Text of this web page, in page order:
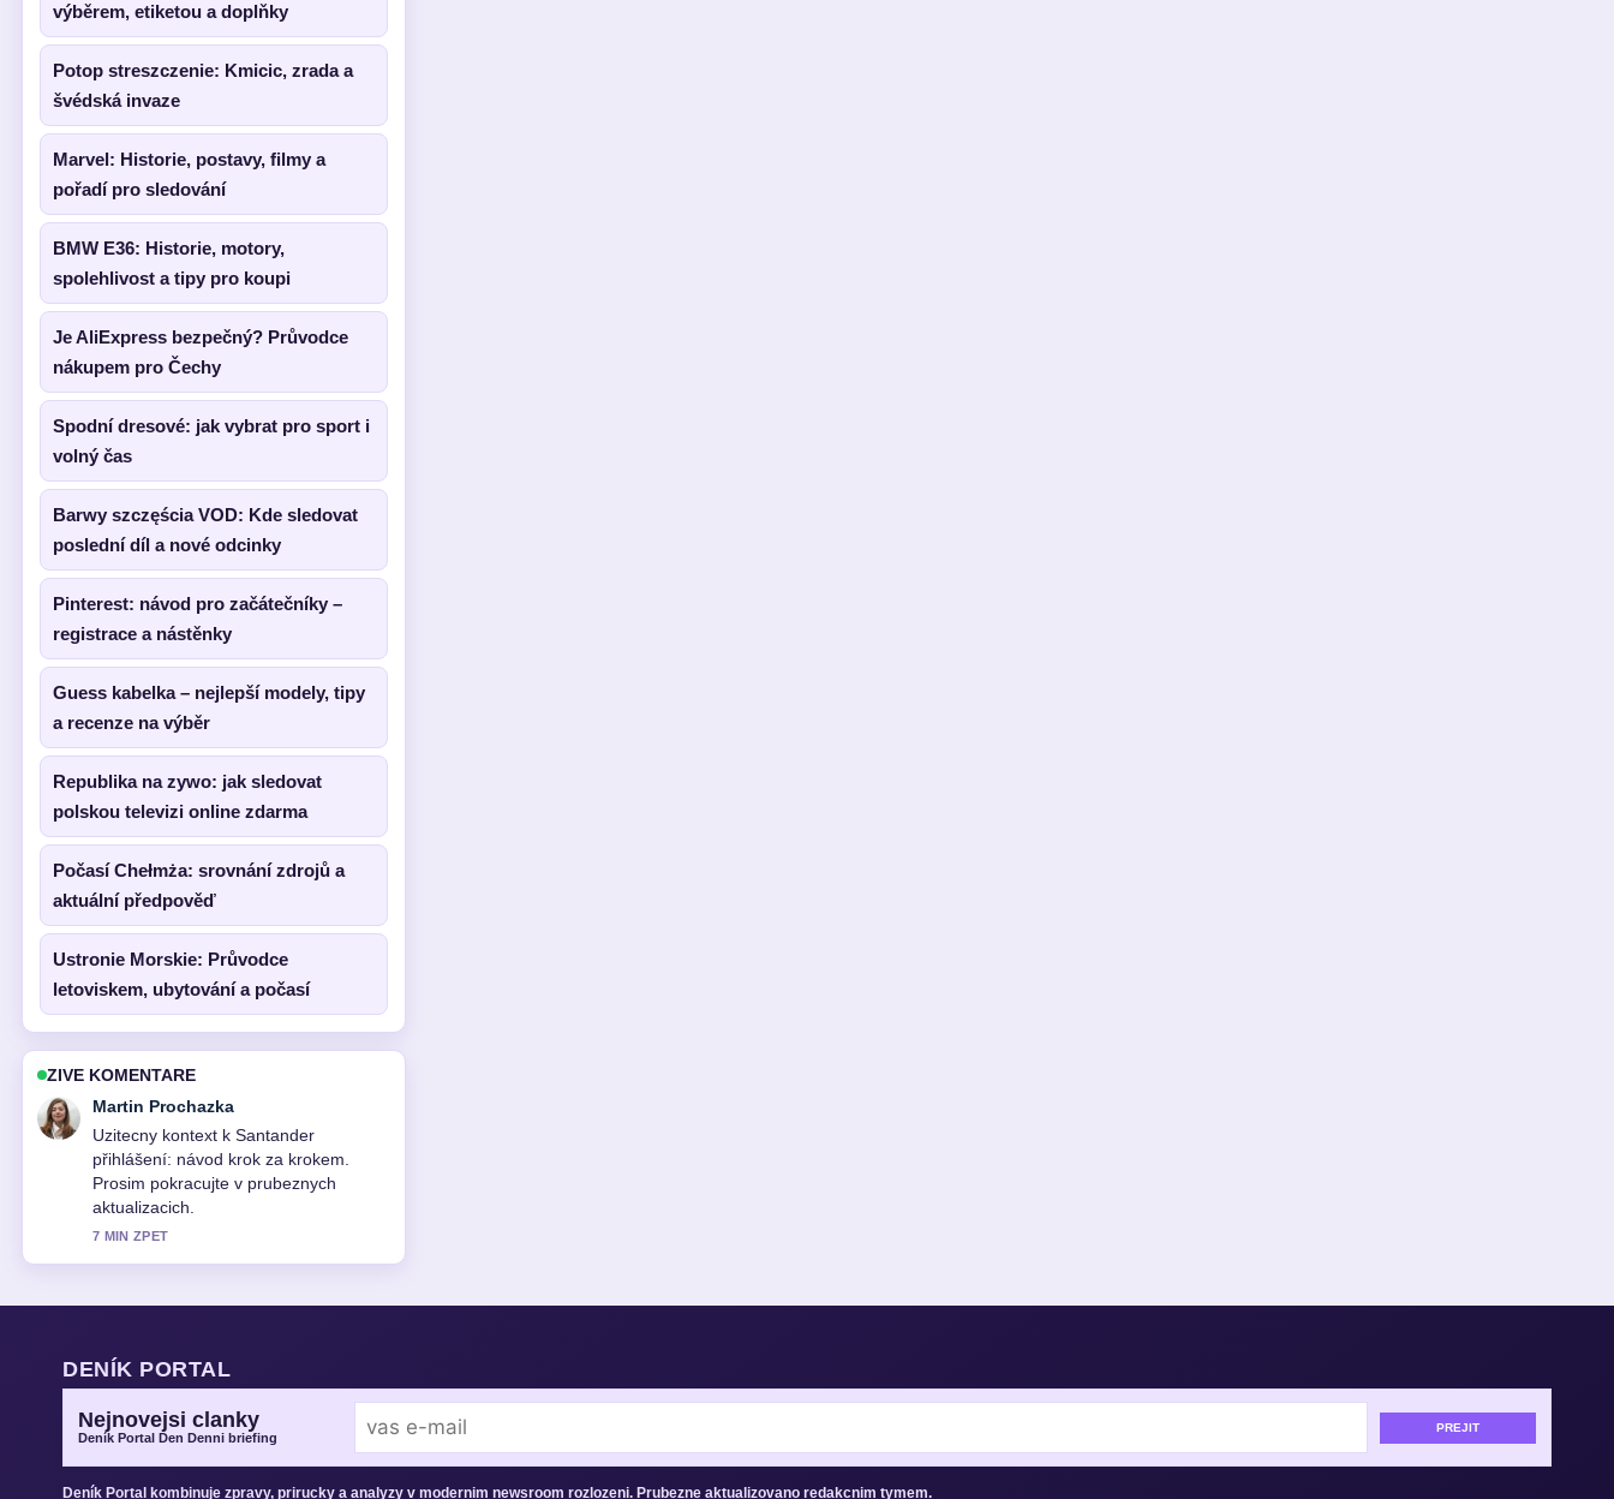
výběrem, etiketou a doplňky
Potop streszczenie: Kmicic, zrada a
švédská invaze
Marvel: Historie, postavy, filmy a
pořadí pro sledování
BMW E36: Historie, motory,
spolehlivost a tipy pro koupi
Je AliExpress bezpečný? Průvodce
nákupem pro Čechy
Spodní dresové: jak vybrat pro sport i
volný čas
Barwy szczęścia VOD: Kde sledovat
poslední díl a nové odcinky
Pinterest: návod pro začátečníky –
registrace a nástěnky
Guess kabelka – nejlepší modely, tipy
a recenze na výběr
Republika na zywo: jak sledovat
polskou televizi online zdarma
Počasí Chełmża: srovnání zdrojů a
aktuální předpověď
Ustronie Morskie: Průvodce
letoviskem, ubytování a počasí
ZIVE KOMENTARE
Eva Kucerova
Pokryti tematu Cestovní kufry –
průvodce výběrem, srovnání značek...
pusobi solidne a snadno se sleduje.
9 MIN ZPET
DENÍK PORTAL
Deník Portal Den Denni briefing
PREJIT